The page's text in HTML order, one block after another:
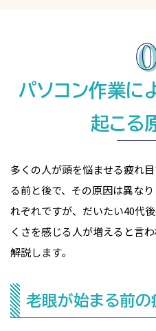
パソコン作業に
起こる
多くの人が頭を悩ませる疲れ
る前と後で、その原因は異な
れぞれですが、だいたい40代
くさを感じる人が増えると言
解説します。
老眼が始まる前の